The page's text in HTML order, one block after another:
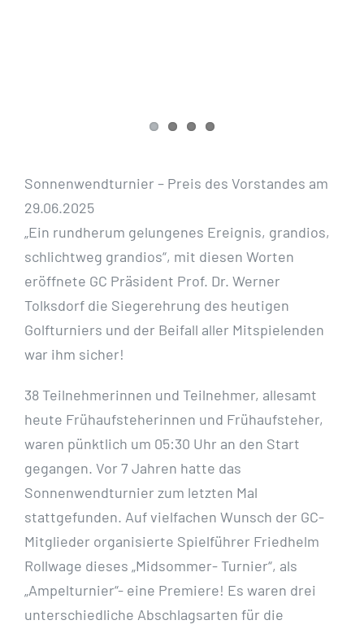
Sonnenwendturnier – Preis des Vorstandes am
29.06.2025
„Ein rundherum gelungenes Ereignis, grandios,
schlichtweg grandios“, mit diesen Worten
eröffnete GC Präsident Prof. Dr. Werner
Tolksdorf die Siegerehrung des heutigen
Golfturniers und der Beifall aller Mitspielenden
war ihm sicher!
38 Teilnehmerinnen und Teilnehmer, allesamt
heute Frühaufsteherinnen und Frühaufsteher,
waren pünktlich um 05:30 Uhr an den Start
gegangen. Vor 7 Jahren hatte das
Sonnenwendturnier zum letzten Mal
stattgefunden. Auf vielfachen Wunsch der GC-
Mitglieder organisierte Spielführer Friedhelm
Rollwage dieses „Midsommer- Turnier“, als
„Ampelturnier“- eine Premiere! Es waren drei
unterschiedliche Abschlagsarten für die